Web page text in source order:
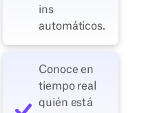
ins
automáticos.
Conoce en
tiempo real
quién está